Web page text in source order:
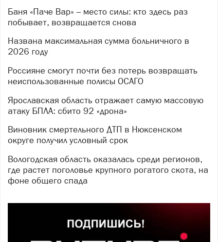
Баня «Паче Вар» – место силы: кто здесь раз
побывает, возвращается снова
Названа максимальная сумма больничного в
2026 году
Россияне смогут почти без потерь возвращать
неиспользованные полисы ОСАГО
Ярославская область отражает самую массовую
атаку БПЛА: сбито 92 «дрона»
Виновник смертельного ДТП в Нюксенском
округе получил условный срок
Вологодская область оказалась среди регионов,
где растет поголовье крупного рогатого скота, на
фоне общего спада